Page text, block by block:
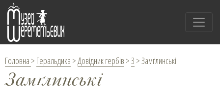
Головна > Геральдика >Довідник гербів >З >Замґлинські
Замґлинські